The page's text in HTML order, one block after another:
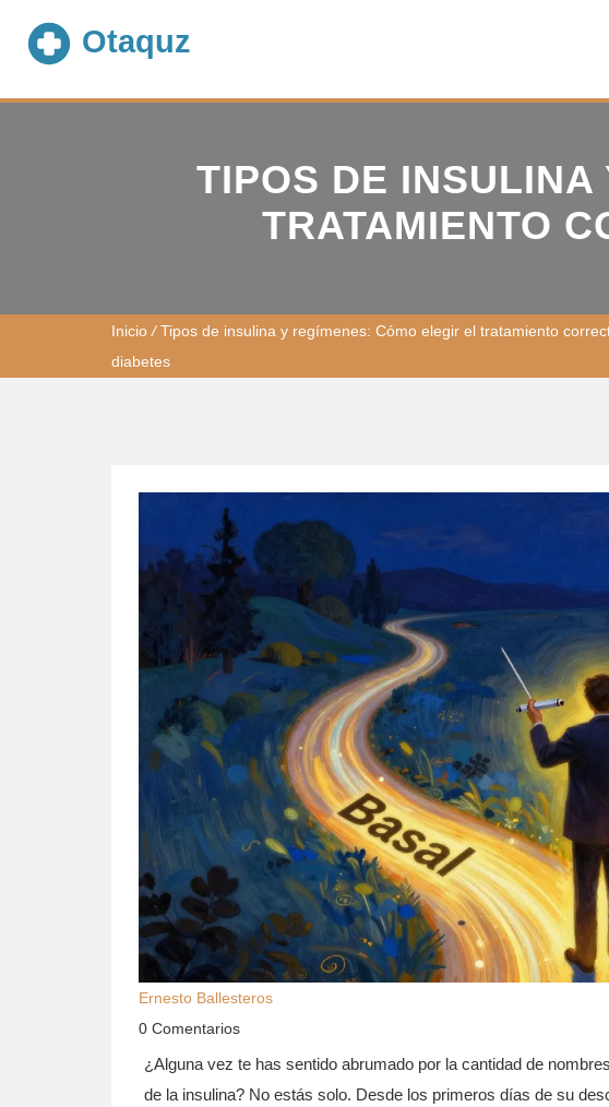
TIPOS DE
TRATAMIENTO
Inicio /Tipos de insulina y regímenes: Cómo elegir el tratamiento
diabetes
Ernesto Ballesteros
0 Comentarios
¿Alguna vez te has sentido abrumado por la cantidad de
de la insulina? No estás solo. Desde los primeros días de su